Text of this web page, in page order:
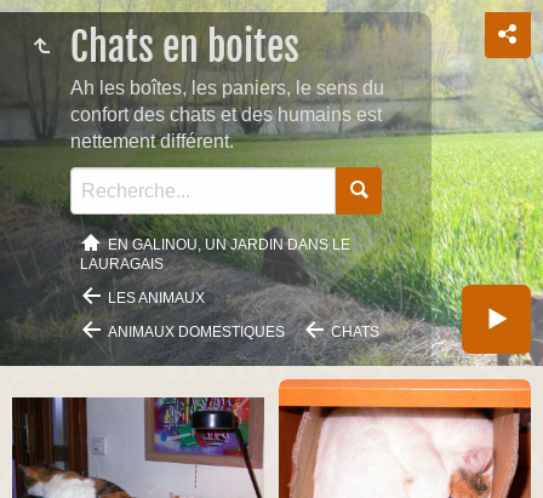
Chats en boites
Ah les boîtes, les paniers, le sens du
confort des chats et des humains est
nettement différent.
EN GALINOU, UN JARDIN DANS LE
LAURAGAIS
LES ANIMAUX
ANIMAUX DOMESTIQUES
CHATS